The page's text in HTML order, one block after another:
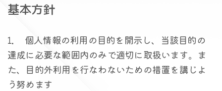
基本方針
1. 個人情報の利用の目的を開示し、当該目的の
達成に必要な範囲内のみで適切に取扱います。ま
た、目的外利用を行なわないための措置を講じよ
う努めます